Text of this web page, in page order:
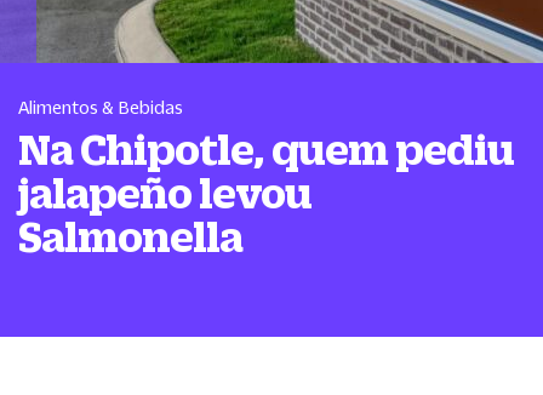
Alimentos & Bebidas
Na Chipotle, quem pediu
jalapeño levou
Salmonella